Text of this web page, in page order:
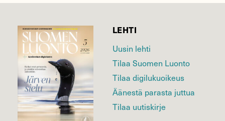
LEHTI
Uusin lehti
Tilaa Suomen Luonto
Tilaa digilukuoikeus
Äänestä parasta juttua
Tilaa uutiskirje